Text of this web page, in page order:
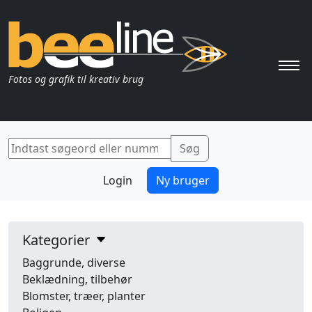
Fotos og grafik til kreativ brug
Login Ny bruger
Kategorier
Baggrunde, diverse
Beklædning, tilbehør
Blomster, træer, planter